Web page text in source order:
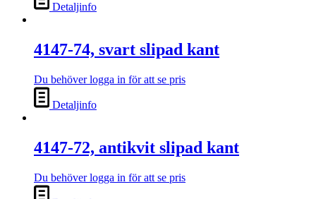
Detaljinfo
4147-74, svart slipad kant
Du behöver logga in för att se pris
Detaljinfo
4147-72, antikvit slipad kant
Du behöver logga in för att se pris